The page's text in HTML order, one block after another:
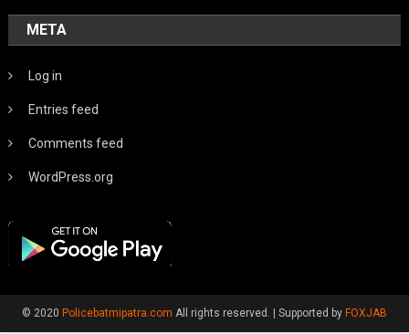
META
Log in
Entries feed
Comments feed
WordPress.org
© 2020 Policebatmipatra.com All rights reserved. Supported by FOXJAB